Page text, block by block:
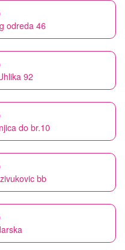
odreda 46
92
do br.10
bb